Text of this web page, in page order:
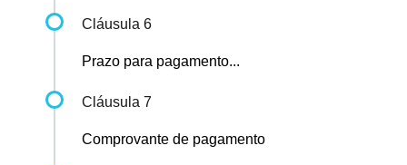
Cláusula 6
Prazo para pagamento...
Cláusula 7
Comprovante de pagamento